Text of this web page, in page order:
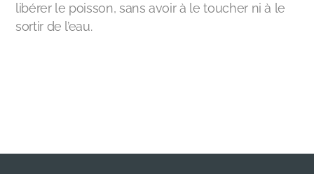
libérer le poisson, sans avoir à le toucher ni à le
sortir de l’eau.